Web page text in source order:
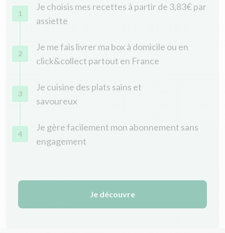
1
Je choisis mes recettes à partir de 3,83€ par
assiette
2
Je me fais livrer ma box à domicile ou en
click&collect partout en France
3
Je cuisine des plats sains et
savoureux
4
Je gère facilement mon abonnement sans
engagement
Je découvre